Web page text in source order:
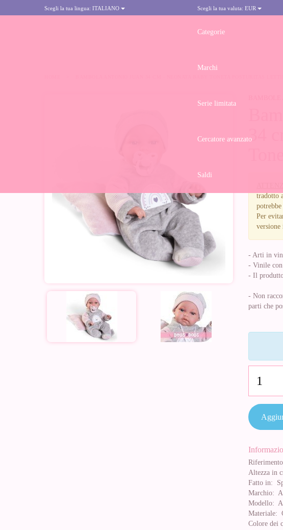
Scegli la tua lingua: ITALIANO Scegli la tua valuta: EUR
Categorie
Marchi
Serie limitata
Cercatore avanzato
Saldi
34
tradotto
Per
versione
- Arti in
- Vinile con
- Il
- Non
parti che
Altezza in
Fatto in:
Marchio:
Modello:
Materiale:
Colore dei